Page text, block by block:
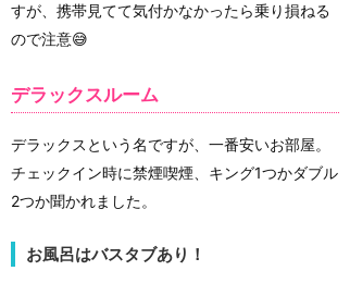
すが、携帯見てて気付かなかったら乗り損ねる
ので注意😅
デラックスルーム
デラックスという名ですが、一番安いお部屋。
チェックイン時に禁煙喫煙、キング1つかダブル
2つか聞かれました。
お風呂はバスタブあり！